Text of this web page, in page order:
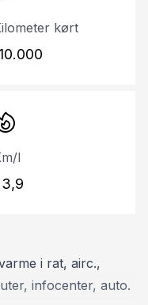
kørt
l
i rat, airc.,
infocenter, auto.